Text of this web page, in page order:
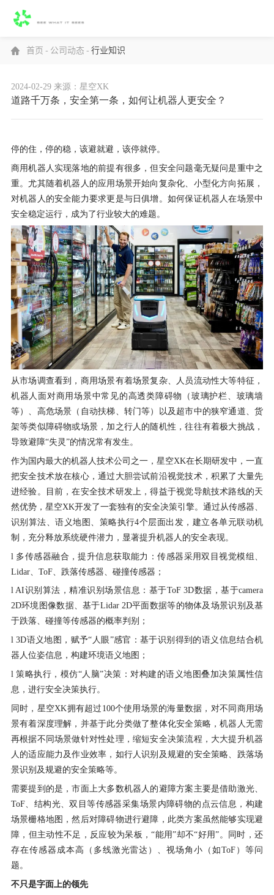
首页 - 公司动态 - 行业知识
2024-02-29 来源：星空XK
道路千万条，安全第一条，如何让机器人更安全？
停的住，停的稳，该避就避，该停就停。
商用机器人实现落地的前提有很多，但安全问题毫无疑问是重中之
重。尤其随着机器人的应用场景开始向复杂化、小型化方向拓展，
对机器人的安全能力要求更是与日俱增。如何保证机器人在场景中
安全稳定运行，成为了行业较大的难题。
从市场调查看到，商用场景有着场景复杂、人员流动性大等特征，
机器人面对商用场景中常见的高透类障碍物（玻璃护栏、玻璃墙
等）、高危场景（自动扶梯、转门等）以及超市中的狭窄通道、货
架等类似障碍物或场景，加之行人的随机性，往往有着极大挑战，
导致避障“失灵”的情况常有发生。
作为国内最大的机器人技术公司之一，星空XK在长期研发中，一直
把安全技术放在核心，通过大胆尝试前沿视觉技术，积累了大量先
进经验。目前，在安全技术研发上，得益于视觉导航技术路线的天
然优势，星空XK开发了一套独有的安全决策引擎。通过从传感器、
识别算法、语义地图、策略执行4个层面出发，建立各单元联动机
制，充分释放系统硬件潜力，显著提升机器人的安全表现。
l 多传感器融合，提升信息获取能力：传感器采用双目视觉模组、
Lidar、ToF、跌落传感器、碰撞传感器；
l AI识别算法，精准识别场景信息：基于ToF 3D数据，基于camera
2D环境图像数据、基于Lidar 2D平面数据等的物体及场景识别及基
于跌落、碰撞等传感器的概率判别；
l 3D语义地图，赋予“人眼”感官：基于识别得到的语义信息结合机
器人位姿信息，构建环境语义地图；
l 策略执行，模仿“人脑”决策：对构建的语义地图叠加决策属性信
息，进行安全决策执行。
同时，星空XK拥有超过100个使用场景的海量数据，对不同商用场
景有着深度理解，并基于此分类做了整体化安全策略，机器人无需
再根据不同场景做针对性处理，缩短安全决策流程，大大提升机器
人的适应能力及作业效率，如行人识别及规避的安全策略、跌落场
景识别及规避的安全策略等。
需要提到的是，市面上大多数机器人的避障方案主要是借助激光、
ToF、结构光、双目等传感器采集场景内障碍物的点云信息，构建
场景栅格地图，然后对障碍物进行避障，此类方案虽然能够实现避
障，但主动性不足，反应较为呆板，“能用”却不“好用”。同时，还
存在传感器成本高（多线激光雷达）、视场角小（如ToF）等问
题。
不只是字面上的领先